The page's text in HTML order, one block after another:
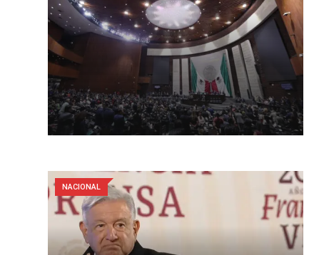
NACIONAL